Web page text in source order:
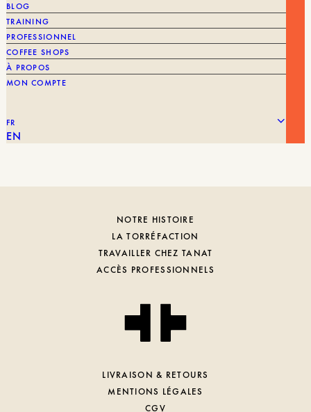
BLOG
TRAINING
PROFESSIONNEL
COFFEE SHOPS
À PROPOS
MON COMPTE
FR
EN
WILD COFFEE-TREES
75,00€ 47,90€Le
TASSE
NOTRE HISTOIRE
LA TORRÉFACTION
TRAVAILLER CHEZ TANAT
ACCÈS PROFESSIONNELS
LIVRAISON & RETOURS
MENTIONS LÉGALES
CGV